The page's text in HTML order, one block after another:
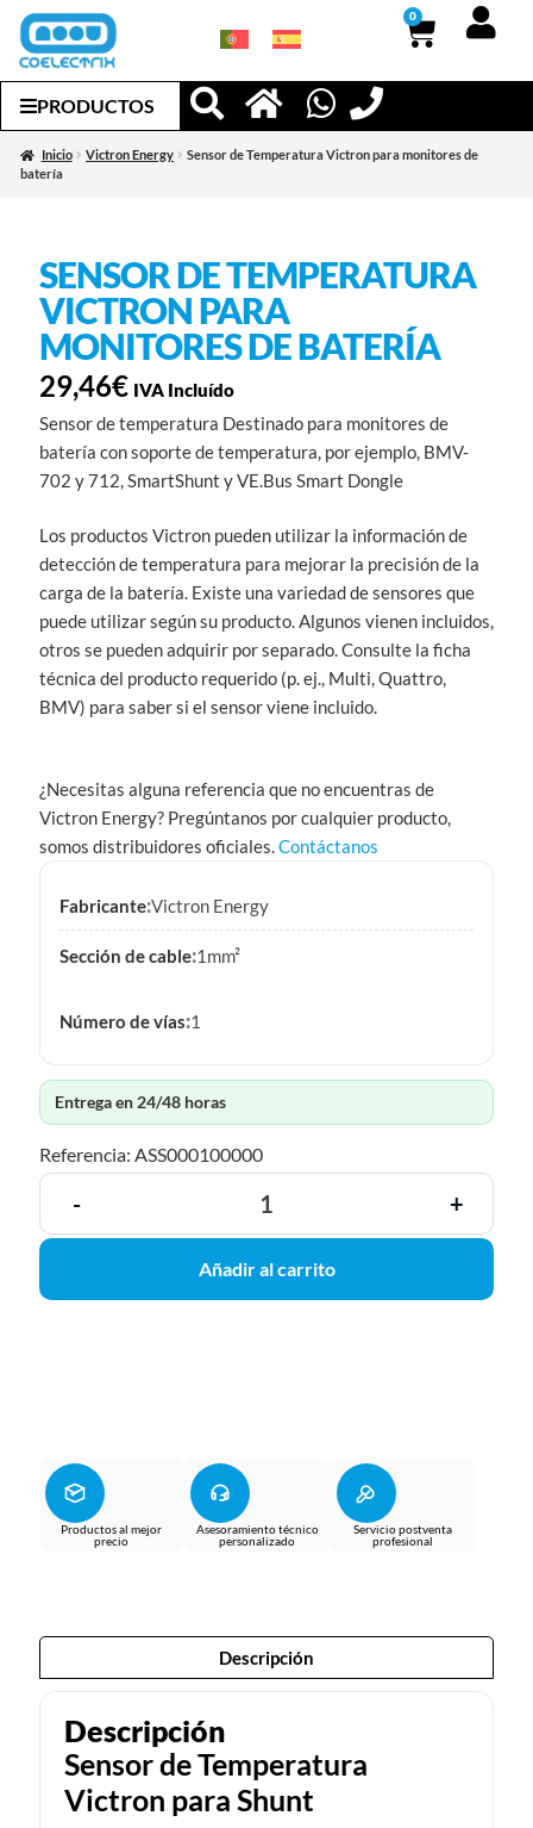
0
PRODUCTOS
Inicio Victron Energy
Sensor de Temperatura Victron para monitores de
batería
SENSOR DE TEMPERATURA
VICTRON PARA
MONITORES DE BATERÍA
29,46€ IVA Incluído
Sensor de temperatura Destinado para monitores de
batería con soporte de temperatura, por ejemplo, BMV-
702 y 712, SmartShunt y VE.Bus Smart Dongle
Los productos Victron pueden utilizar la información de
detección de temperatura para mejorar la precisión de la
carga de la batería. Existe una variedad de sensores que
puede utilizar según su producto. Algunos vienen incluidos,
otros se pueden adquirir por separado. Consulte la ficha
técnica del producto requerido (p. ej., Multi, Quattro,
BMV) para saber si el sensor viene incluido.
¿Necesitas alguna referencia que no encuentras de
Victron Energy? Pregúntanos por cualquier producto,
somos distribuidores oficiales.Contáctanos
Fabricante:Victron Energy
Sección de cable:1mm²
Número de vías:1
Entrega en 24/48 horas
Referencia: ASS000100000
- +
Añadir al carrito
Productos al mejor
precio
Asesoramiento técnico
personalizado
Servicio postventa
profesional
Descripción
Descripción
Sensor de Temperatura
Victron para Shunt